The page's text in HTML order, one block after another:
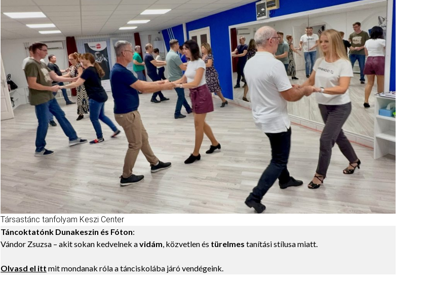
Társastánc tanfolyam Keszi Center
Táncoktatónk Dunakeszin és Fóton:
Vándor Zsuzsa – akit sokan kedvelnek avidám, közvetlen és türelmes tanítási stílusa miatt.
Olvasd el itt mit mondanak róla a tánciskolába járó vendégeink.